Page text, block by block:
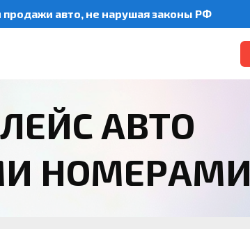
авто, не нарушая законы РФ
АВТО
НОМЕРАМИ